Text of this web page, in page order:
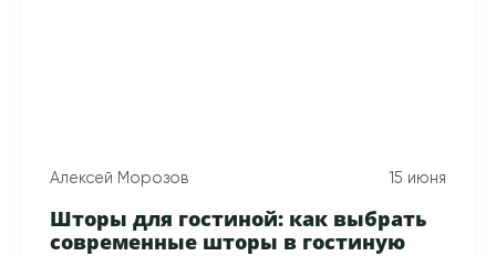
Алексей Морозов 15 июня
Шторы для гостиной: как выбрать
современные шторы в гостиную